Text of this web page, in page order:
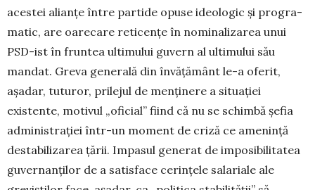
acestei alianţe între partide opuse ideo­logic și progra­
ma­tic, are oarecare reticențe în no­minalizarea unui
PSD-ist în fruntea ultimului gu­vern al ultimului său
mandat. Greva generală din învățământ le-a oferit,
aşadar, tuturor, prilejul de menţinere a si­tuației
existente, motivul „oficial” fiind că nu se schimbă şefia
administraţiei într-un moment de criză ce ameninţă
destabilizarea țării. Impasul ge­nerat de imposibilitatea
guvernanţilor de a satis­face cerințele salariale ale